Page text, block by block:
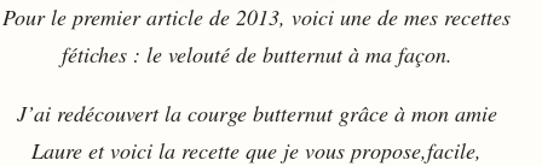
Pour le premier article de 2013, voici une de mes recettes
fétiches : le velouté de butternut à ma façon.
J’ai redécouvert la courge butternut grâce à mon amie
Laure et voici la recette que je vous propose,facile,